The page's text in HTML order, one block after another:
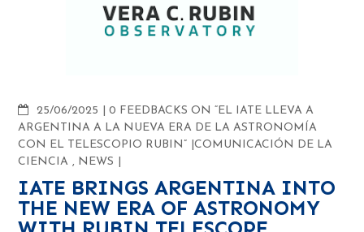
25/06/2025 COMMENTS
0 FEEDBACKS ON “EL IATE LLEVA A
ARGENTINA A LA NUEVA ERA DE LA ASTRONOMÍA
CON EL TELESCOPIO RUBIN”
COMUNICACIÓN DE LA
CIENCIA , NEWS
IATE BRINGS ARGENTINA INTO
THE NEW ERA OF ASTRONOMY